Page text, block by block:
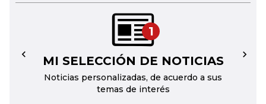
1
MI SELECCIÓN DE NOTICIAS
Noticias personalizadas, de acuerdo a sus
temas de interés
← →